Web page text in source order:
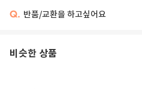
Q. 반품/교환을 하고싶어요
비슷한 상품